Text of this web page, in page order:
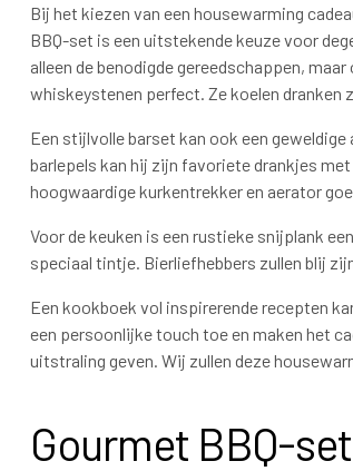
Bij het kiezen van een housewarming
BBQ-set is een uitstekende keuze voor
alleen de benodigde gereedschappen,
whiskeystenen perfect. Ze koelen dranken
Een stijlvolle barset kan ook een
barlepels kan hij zijn favoriete drankjes
hoogwaardige kurkentrekker en aerator
Voor de keuken is een rustieke snijplank
speciaal tintje. Bierliefhebbers zullen blij
Een kookboek vol inspirerende recepten
een persoonlijke touch toe en maken het
uitstraling geven. Wij zullen deze
Gourmet BBQ-set